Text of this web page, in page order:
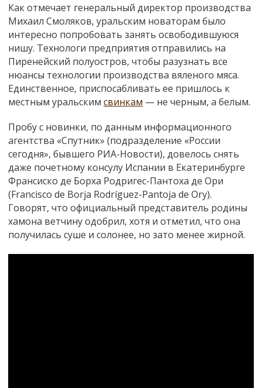
Как отмечает генеральный директор производства
Михаил Смоляков, уральским новаторам было
интересно попробовать занять освободившуюся
нишу. Технологи предприятия отправились на
Пиренейский полуостров, чтобы разузнать все
нюансы технологии производства вяленого мяса.
Единственное, приспосабливать ее пришлось к
местным уральским свинкам — не черным, а белым.
Пробу с новинки, по данным информационного
агентства «Спутник» (подразделение «России
сегодня», бывшего РИА-Новости), довелось снять
даже почетному консулу Испании в Екатеринбурге
Франсиско де Борха Родригес-Пантоха де Ори
(Francisco de Borja Rodríguez-Pantoja de Ory).
Говорят, что официальный представитель родины
хамона ветчину одобрил, хотя и отметил, что она
получилась суше и солонее, но зато менее жирной.